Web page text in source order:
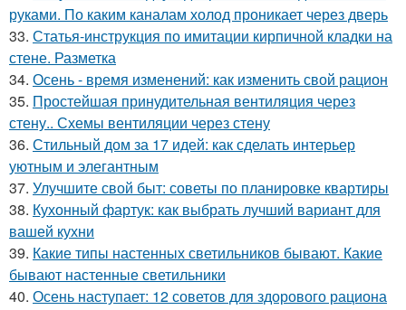
руками. По каким каналам холод проникает через дверь
33. Статья-инструкция по имитации кирпичной кладки на
стене. Разметка
34. Осень - время изменений: как изменить свой рацион
35. Простейшая принудительная вентиляция через
стену.. Схемы вентиляции через стену
36. Стильный дом за 17 идей: как сделать интерьер
уютным и элегантным
37. Улучшите свой быт: советы по планировке квартиры
38. Кухонный фартук: как выбрать лучший вариант для
вашей кухни
39. Какие типы настенных светильников бывают. Какие
бывают настенные светильники
40. Осень наступает: 12 советов для здорового рациона